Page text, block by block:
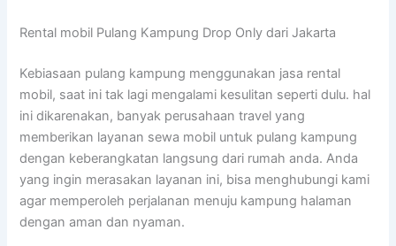
Rental mobil Pulang Kampung Drop Only dari Jakarta
Kebiasaan pulang kampung menggunakan jasa rental
mobil, saat ini tak lagi mengalami kesulitan seperti dulu. hal
ini dikarenakan, banyak perusahaan travel yang
memberikan layanan sewa mobil untuk pulang kampung
dengan keberangkatan langsung dari rumah anda. Anda
yang ingin merasakan layanan ini, bisa menghubungi kami
agar memperoleh perjalanan menuju kampung halaman
dengan aman dan nyaman.